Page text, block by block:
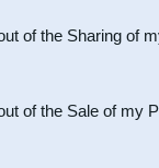
Participants
of the Sharing of
of the Sale of my